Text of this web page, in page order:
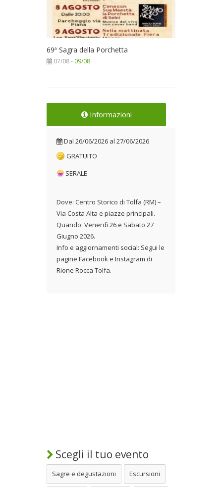
69ª Sagra della Porchetta
07/08 - 09/08
Informazioni
Dal 26/06/2026 al 27/06/2026
GRATUITO
SERALE
Dove: Centro Storico di Tolfa (RM) –
Via Costa Alta e piazze principali.
Quando: Venerdì 26 e Sabato 27
Giugno 2026.
Info e aggiornamenti social: Segui le
pagine Facebook e Instagram di
Rione Rocca Tolfa.
Scegli il tuo evento
Sagre e degustazioni Escursioni